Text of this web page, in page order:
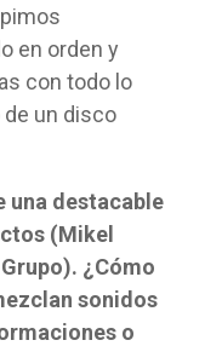
en orden y
con todo lo
un disco
una destacable
(Mikel
¿Cómo
sonidos
o